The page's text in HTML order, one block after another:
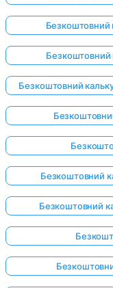
Безкоштовний
Безкоштовний
Безкоштовний
Безкоштовний
Безкоштовний